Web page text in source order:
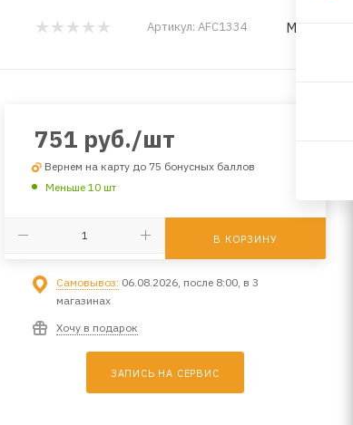
Артикул: AFC1334 MILES
751 руб./шт
Вернем на карту до 75 бонусных баллов
Меньше 10 шт
В КОРЗИНУ
Самовывоз: 06.08.2026, после 8:00, в 3
магазинах
Хочу в подарок
ЗАПИСЬ НА СЕРВИС